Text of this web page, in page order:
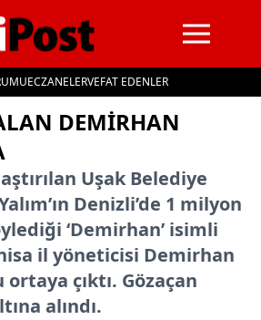
ECZANELERVEFAT EDENLER
DEMİRHAN
Uşak Belediye
Denizli’de 1 milyon
‘Demirhan’ isimli
il yöneticisi Demirhan
çıktı. Gözaçan
alındı.